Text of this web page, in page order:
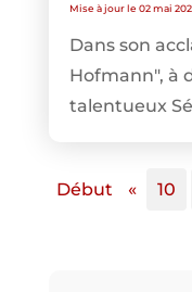
Mise à jour le 02 mai
Dans son
Hofmann", à
talentueux
Début « 10